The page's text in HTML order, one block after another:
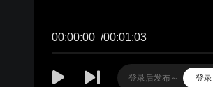
00:00:00 /00:01:03
登录